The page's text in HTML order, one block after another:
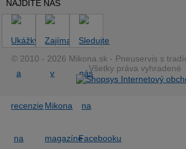
NÁJDITE NÁS
© 2010 - 2026 Mikona.sk - Pneuservis s
Všetky práva vyhradené